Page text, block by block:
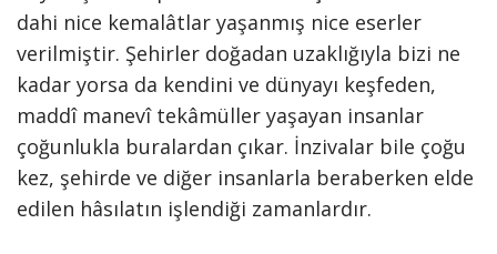
dahi nice kemalâtlar yaşanmış nice eserler
verilmiştir. Şehirler doğadan uzaklığıyla bizi ne
kadar yorsa da kendini ve dünyayı keşfeden,
maddî manevî tekâmüller yaşayan insanlar
çoğunlukla buralardan çıkar. İnzivalar bile çoğu
kez, şehirde ve diğer insanlarla beraberken elde
edilen hâsılatın işlendiği zamanlardır.